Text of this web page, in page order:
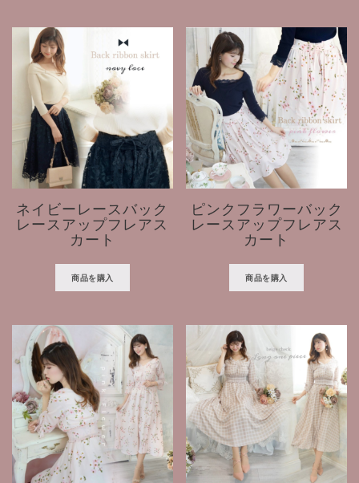
ネイビーレースバック
レースアップフレアス
カート
商品を購入
ピンクフラワーバック
レースアップフレアス
カート
商品を購入